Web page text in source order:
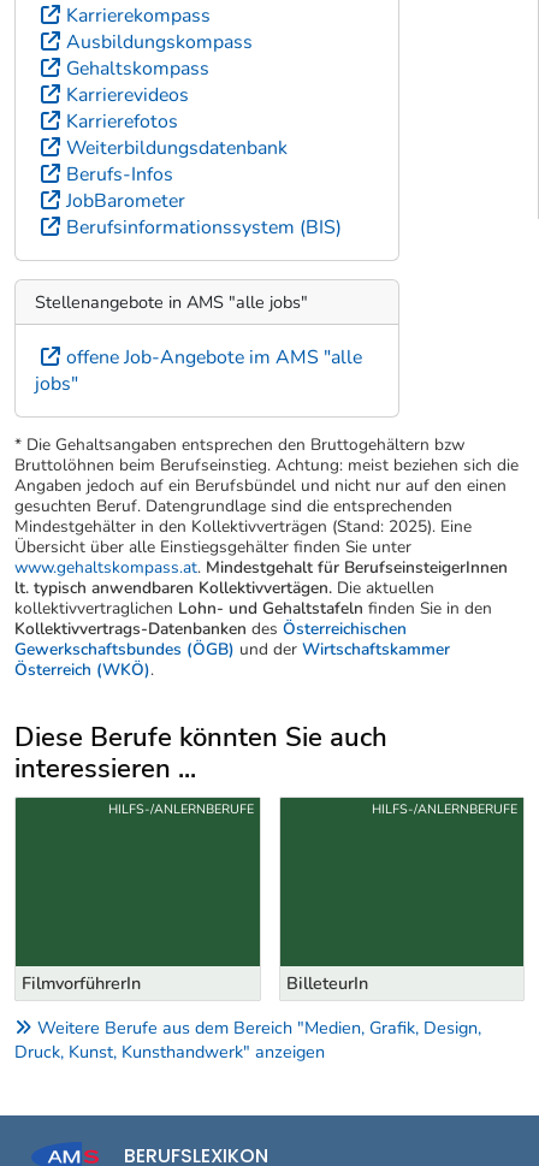
Karrierekompass
Ausbildungskompass
Gehaltskompass
Karrierevideos
Karrierefotos
Weiterbildungsdatenbank
Berufs-Infos
JobBarometer
Berufsinformationssystem (BIS)
Stellenangebote in AMS "alle jobs"
offene Job-Angebote im AMS "alle
jobs"
* Die Gehaltsangaben entsprechen den Bruttogehältern bzw
Bruttolöhnen beim Berufseinstieg. Achtung: meist beziehen sich die
Angaben jedoch auf ein Berufsbündel und nicht nur auf den einen
gesuchten Beruf. Datengrundlage sind die entsprechenden
Mindestgehälter in den Kollektivverträgen (Stand: 2025). Eine
Übersicht über alle Einstiegsgehälter finden Sie unter
www.gehaltskompass.at. Mindestgehalt für BerufseinsteigerInnen
lt. typisch anwendbaren Kollektivvertägen. Die aktuellen
kollektivvertraglichen Lohn- und Gehaltstafeln finden Sie in den
Kollektivvertrags-Datenbanken des Österreichischen
Gewerkschaftsbundes (ÖGB) und der Wirtschaftskammer
Österreich (WKÖ).
Diese Berufe könnten Sie auch
interessieren ...
Uber weitere Berufsvorschläge
FilmvorführerIn
HILFS-/ANLERNBERUFE
BilleteurIn
HILFS-/ANLERNBERUFE
Weitere Berufe aus dem Bereich "Medien, Grafik, Design,
Druck, Kunst, Kunsthandwerk" anzeigen
BERUFSLEXIKON